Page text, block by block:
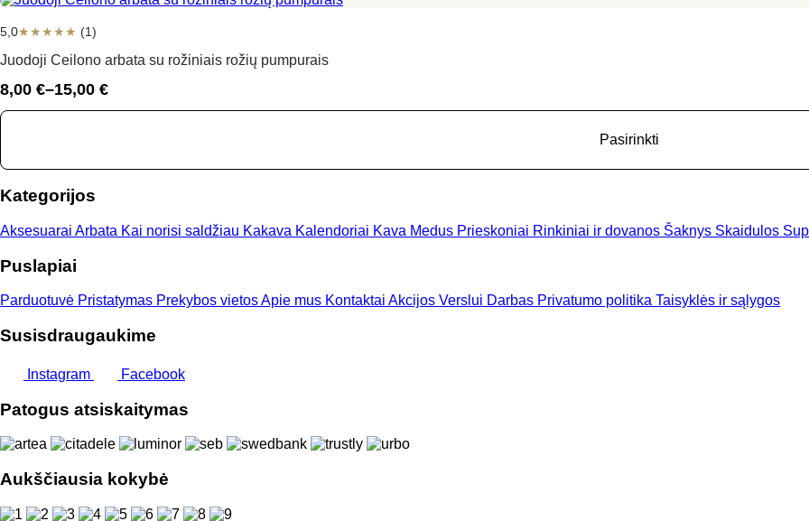
5,0★★★★★ (1)
Juodoji Ceilono arbata su rožiniais rožių pumpurais
8,00 €–15,00 €
Price
range:
Pasirinkti
Kategorijos
Aksesuarai Arbata Kai norisi saldžiau Kakava Kalendoriai Kava Medus Prieskoniai Rinkiniai ir dovanos Šaknys Skaidulos
Puslapiai
Parduotuvė Pristatymas Prekybos vietosApie mus Kontaktai Akcijos Verslui Darbas Privatumo politika Taisyklės ir sąlygos
Susisdraugaukime
Instagram Facebook
Patogus atsiskaitymas
Aukščiausia kokybė